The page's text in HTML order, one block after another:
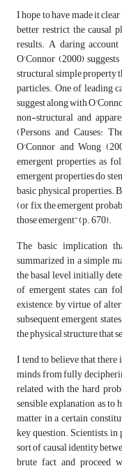
I hope to have made it
better restrict the causal
results. A daring
O’Connor (2000)
structural, simple property
particles. One of leading
suggest along with
non-structural and
(Persons and Causes:
O’Connor and Wong
emergent properties as
emergent properties do
basic physical properties.
(or fix the emergent
those emergent” (p. 670).
The basic implication
summarized in a simple
the basal level initially
of emergent states can
existence, by virtue of
subsequent emergent
the physical structure that
I tend to believe that there
minds from fully
related with the hard
sensible explanation as
matter in a certain
key question. Scientists,
sort of causal identity
brute fact and proceed